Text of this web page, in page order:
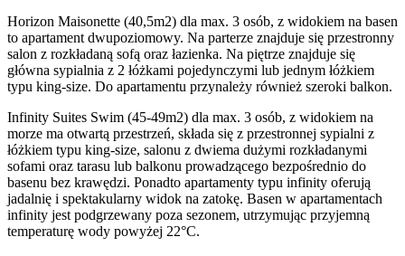
Horizon Maisonette (40,5m2) dla max. 3 osób, z widokiem na basen
to apartament dwupoziomowy. Na parterze znajduje się przestronny
salon z rozkładaną sofą oraz łazienka. Na piętrze znajduje się
główna sypialnia z 2 łóżkami pojedynczymi lub jednym łóżkiem
typu king-size. Do apartamentu przynależy również szeroki balkon.
Infinity Suites Swim (45-49m2) dla max. 3 osób, z widokiem na
morze ma otwartą przestrzeń, składa się z przestronnej sypialni z
łóżkiem typu king-size, salonu z dwiema dużymi rozkładanymi
sofami oraz tarasu lub balkonu prowadzącego bezpośrednio do
basenu bez krawędzi. Ponadto apartamenty typu infinity oferują
jadalnię i spektakularny widok na zatokę. Basen w apartamentach
infinity jest podgrzewany poza sezonem, utrzymując przyjemną
temperaturę wody powyżej 22°C.